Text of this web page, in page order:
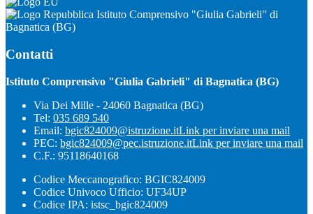
Istituto Comprensivo "Giulia Gabrieli" di
Bagnatica (BG)
Contatti
Istituto Comprensivo "Giulia Gabrieli" di Bagnatica (BG)
Via Dei Mille - 24060 Bagnatica (BG)
Tel: 035 689 540
Email: bgic824009@istruzione.itLink per inviare una mail
PEC: bgic824009@pec.istruzione.itLink per inviare una mail
C.F.: 95118640168
Codice Meccanografico: BGIC824009
Codice Univoco Ufficio: UF34UP
Codice IPA: istsc_bgic824009